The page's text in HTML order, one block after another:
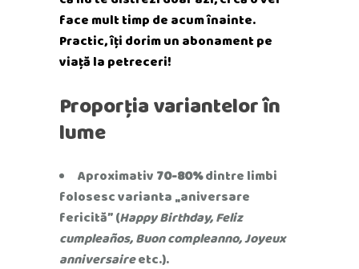
face mult timp de acum înainte.
Practic, îți dorim un abonament pe
viață la petreceri!
Proporția variantelor în
lume
Aproximativ 70-80%dintre limbi
folosesc varianta „aniversare
fericită” (Happy Birthday, Feliz
cumpleaños, Buon compleanno, Joyeux
anniversaireetc.).